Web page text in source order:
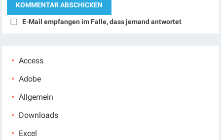
E-Mail empfangen im Falle, dass jemand antwortet
Access
Adobe
Allgemein
Downloads
Excel